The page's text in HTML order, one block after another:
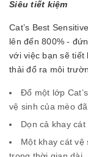
Siêu tiết kiệm
Cat’s Best
lên đến 800% -
với việc bạn sẽ
thải đổ ra môi
Đổ một lớp
vệ sinh của mèo
Dọn cả khay
Một khay cát vệ